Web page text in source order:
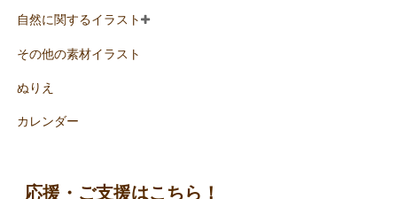
自然に関するイラスト
その他の素材イラスト
ぬりえ
カレンダー
応援・ご支援はこちら！